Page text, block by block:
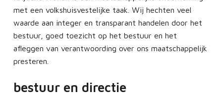
met een volkshuisvestelijke taak. Wij hechten veel
waarde aan integer en transparant handelen door het
bestuur, goed toezicht op het bestuur en het
afleggen van verantwoording over ons maatschappelijk
presteren.
bestuur en directie